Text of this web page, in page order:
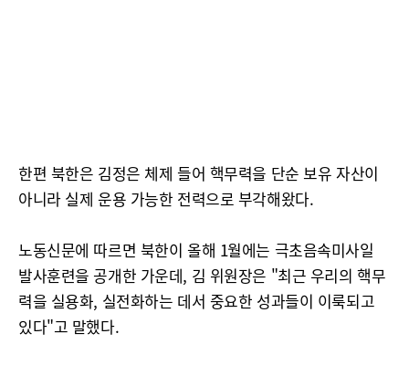
한편 북한은 김정은 체제 들어 핵무력을 단순 보유 자산이
아니라 실제 운용 가능한 전력으로 부각해왔다.
노동신문에 따르면 북한이 올해 1월에는 극초음속미사일
발사훈련을 공개한 가운데, 김 위원장은 "최근 우리의 핵무
력을 실용화, 실전화하는 데서 중요한 성과들이 이룩되고
있다"고 말했다.